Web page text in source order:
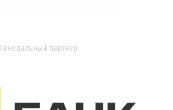
Генеральный партнер